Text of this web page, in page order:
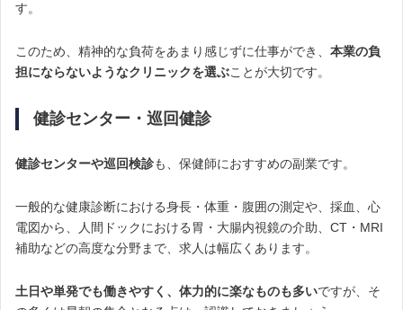
す。
このため、精神的な負荷をあまり感じずに仕事ができ、 本業の負
担にならないようなクリニックを選ぶことが大切です。
健診センター・巡回健診
健診センターや巡回検診も、保健師におすすめの副業です。
一般的な健康診断における身長・体重・腹囲の測定や、採血、心
電図から、人間ドックにおける胃・大腸内視鏡の介助、CT・MRI
補助などの高度な分野まで、求人は幅広くあります。
土日や単発でも働きやすく、体力的に楽なものも多いですが、そ